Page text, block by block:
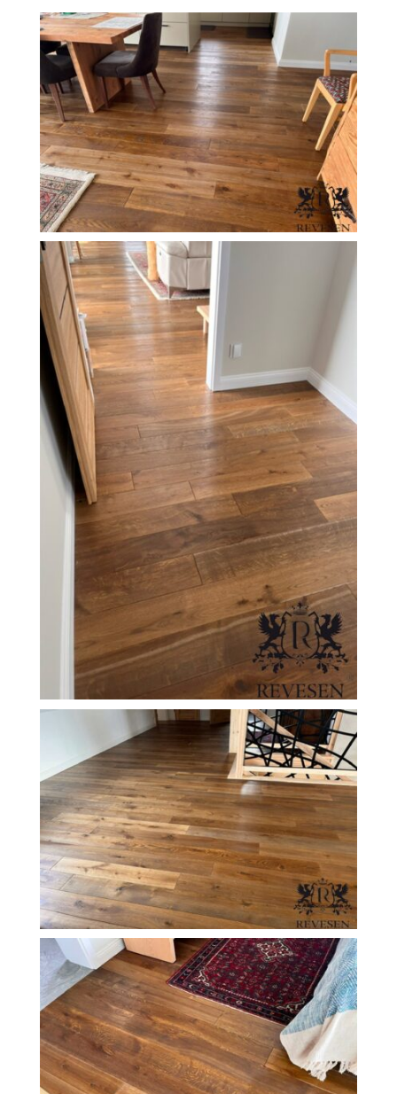
O Firmie Revesen
Kolekcje
Klasy Podłóg
Patronat
Cennik
Galeria
Gwarancja
FILEXO
Kontakt